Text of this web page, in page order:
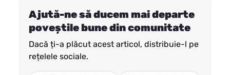
Ajută-ne să ducem mai departe
poveștile bune din comunitate
Dacă ți-a plăcut acest articol, distribuie-l pe
rețelele sociale.